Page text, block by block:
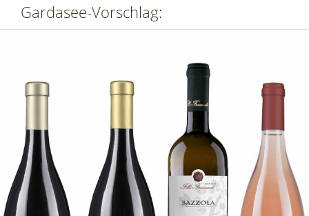
Gardasee-Vorschlag: